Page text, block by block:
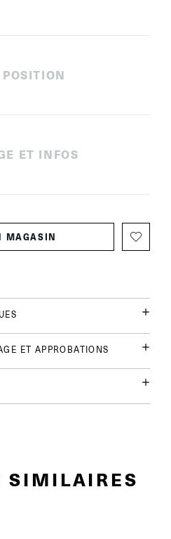
ET INFOS
MAGASIN
ET APPROBATIONS
SIMILAIRES